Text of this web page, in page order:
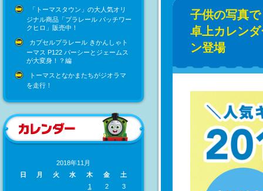
「トーマスタウン」の大人気オリ
ジナル商品「プラレール パッチワー
クヒロ」販売中！
カプセルプラレール きかんしゃト
ーマス P122 パーシーとジェームス
が大変身！？編
トーマスとなかまたちがジオラマ
を走行！
2018年11月
日
月 火 水 木 金
土
1
2 3
子供の写真
卓上カレン
ン登場